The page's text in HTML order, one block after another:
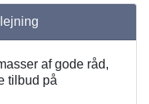
af gode råd,
tilbud på